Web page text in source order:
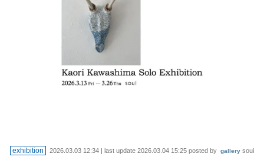
exhibition 2026.03.03 12:34 | last update 2026.03.04 15:25 posted by gallery soui